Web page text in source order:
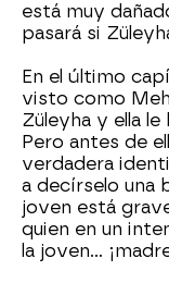
está muy
pasará si
En el último
visto como
Züleyha y ella le
Pero antes de
verdadera
a decírselo una
joven está
quien en un
la joven...